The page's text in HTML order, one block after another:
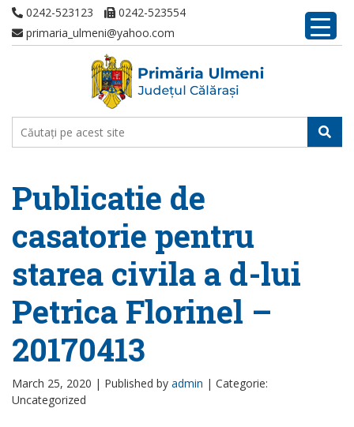
0242-523123
0242-523554
primaria_ulmeni@yahoo.com
Publicatie de
casatorie pentru
starea civila a d-lui
Petrica Florinel –
20170413
March 25, 2020 | Published by admin | Categorie:
Uncategorized